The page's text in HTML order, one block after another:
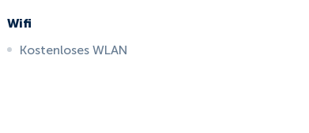
Wifi
Kostenloses WLAN